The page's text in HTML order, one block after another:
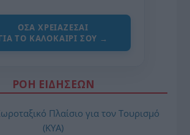
ΌΣΑ ΧΡΕΙΆΖΕΣΑΙ
ΤΟ ΚΑΛΟΚΑΊΡΙ ΣΟΥ →
ΡΟΗ ΕΙΔΗΣΕΩΝ
Πλαίσιο για τον Τουρισμό
(ΚΥΑ)